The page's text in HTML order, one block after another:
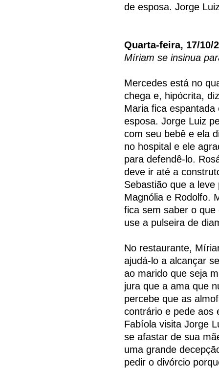
de esposa. Jorge
Quarta-feira, 17/10/
Míriam se insinua
Mercedes está no
chega e, hipócrita,
Maria fica
esposa. Jorge Luiz
com seu bebê e ela
no hospital e ele
para defendê-lo.
deve ir até a
Sebastião que a
Magnólia e Rodolfo.
fica sem saber o
use a pulseira de
No restaurante,
ajudá-lo a alcançar
ao marido que seja
jura que a ama que
percebe que as
contrário e pede aos
Fabíola visita Jorge
se afastar de sua
uma grande
pedir o divórcio